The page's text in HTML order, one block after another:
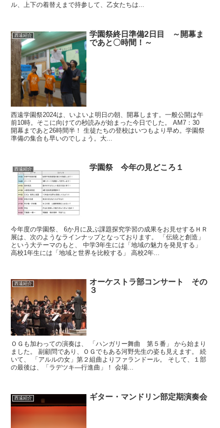
ル、上下の着替えまで持参して、乙女たちは...
西遠紹介
学園祭終日準備2日目 ～開幕ま
であと〇時間！～
西遠学園祭2024は、いよいよ明日の朝、開幕します。一般公開は午
前10時。そこに向けての秒読みが始まった今日でした。 AM7：30
開幕まであと26時間半！ 生徒たちの登校はいつもより早め。学園祭
準備の集合も早いのでしょう。大...
西遠紹介 学園祭 今年の見どころ１
今年度の学園祭、 6か月に及ぶ課題探究学習の成果をお見せするＨＲ
展は、次のようなラインナップとなっております。 「伝統と創造」
という大テーマのもと、 中学3年生には「地域の魅力を発見する」
高校1年生には「地域と世界を比較する」 高校2年...
西遠紹介
オーケストラ部コンサート その
３
ＯＧも加わっての演奏は、 「ハンガリー舞曲 第５番」 から始まり
ました。 副顧問であり、ＯＧでもある河野先生の姿も見えます。 続
いて、 「アルルの女」第２組曲よりファランドール。 そして、１部
の最後は、「ラデツキ―行進曲」！ 会場...
西遠紹介 ギター・マンドリン部定期演奏会